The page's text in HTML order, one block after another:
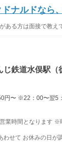
ナルドなら
ある方は面接で教
鉄道水俣駅（
円〜 ※22：00〜翌5
業時間となります
わせて お休みの日が